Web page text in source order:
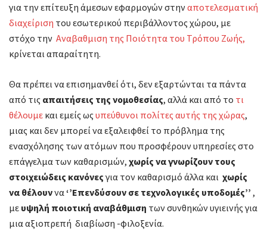
για την επίτευξη άμεσων εφαρμογών στηναποτελεσματική
διαχείριση του εσωτερικού περιβάλλοντος χώρου, με
στόχο την Αναβαθμιση της Ποιότητα του Τρόπου Ζωής,
κρίνεται απαραίτητη.
Θα πρέπει να επισημανθεί ότι, δεν εξαρτώνται τα πάντα
από τις απαιτήσεις της νομοθεσίας, αλλά και από το τι
θέλουμε και εμείς ωςυπεύθυνοι πολίτες αυτής της χώρας,
μιας και δεν μπορεί να εξαλειφθεί το πρόβλημα της
ενασχόλησης των ατόμων που προσφέρουν υπηρεσίες στο
επάγγελμα των καθαρισμών, χωρίς να γνωρίζουν τους
στοιχειώδεις κανόνεςγια τον καθαρισμό άλλα και χωρίς
να θέλουννα ‘’Επενδύσουν σε τεχνολογικές υποδομές’’ ,
με υψηλή ποιοτική αναβάθμιση των συνθηκών υγιεινής για
μια αξιοπρεπή διαβίωση -φιλοξενία.